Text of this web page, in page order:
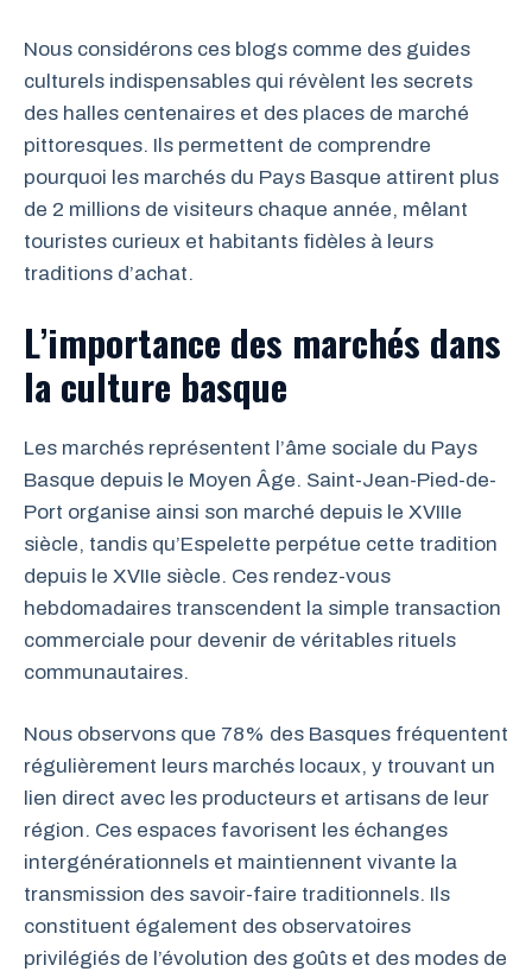
Nous considérons ces blogs comme des guides
culturels indispensables qui révèlent les secrets
des halles centenaires et des places de marché
pittoresques. Ils permettent de comprendre
pourquoi les marchés du Pays Basque attirent plus
de 2 millions de visiteurs chaque année, mêlant
touristes curieux et habitants fidèles à leurs
traditions d’achat.
L’importance des marchés dans
la culture basque
Les marchés représentent l’âme sociale du Pays
Basque depuis le Moyen Âge. Saint-Jean-Pied-de-
Port organise ainsi son marché depuis le XVIIIe
siècle, tandis qu’Espelette perpétue cette tradition
depuis le XVIIe siècle. Ces rendez-vous
hebdomadaires transcendent la simple transaction
commerciale pour devenir de véritables rituels
communautaires.
Nous observons que 78% des Basques fréquentent
régulièrement leurs marchés locaux, y trouvant un
lien direct avec les producteurs et artisans de leur
région. Ces espaces favorisent les échanges
intergénérationnels et maintiennent vivante la
transmission des savoir-faire traditionnels. Ils
constituent également des observatoires
privilégiés de l’évolution des goûts et des modes de